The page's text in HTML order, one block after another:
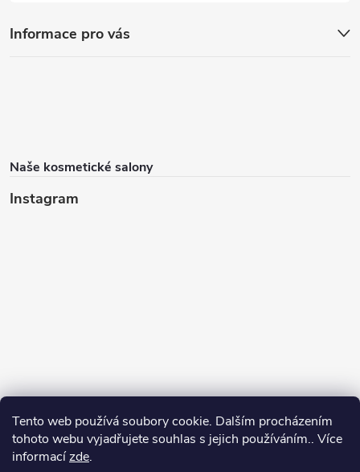
Tento web používá soubory cookie. Dalším procházením
tohoto webu vyjadřujete souhlas s jejich používáním.. Více
informacízde.
Informace pro vás
Naše kosmetické salony
Instagram